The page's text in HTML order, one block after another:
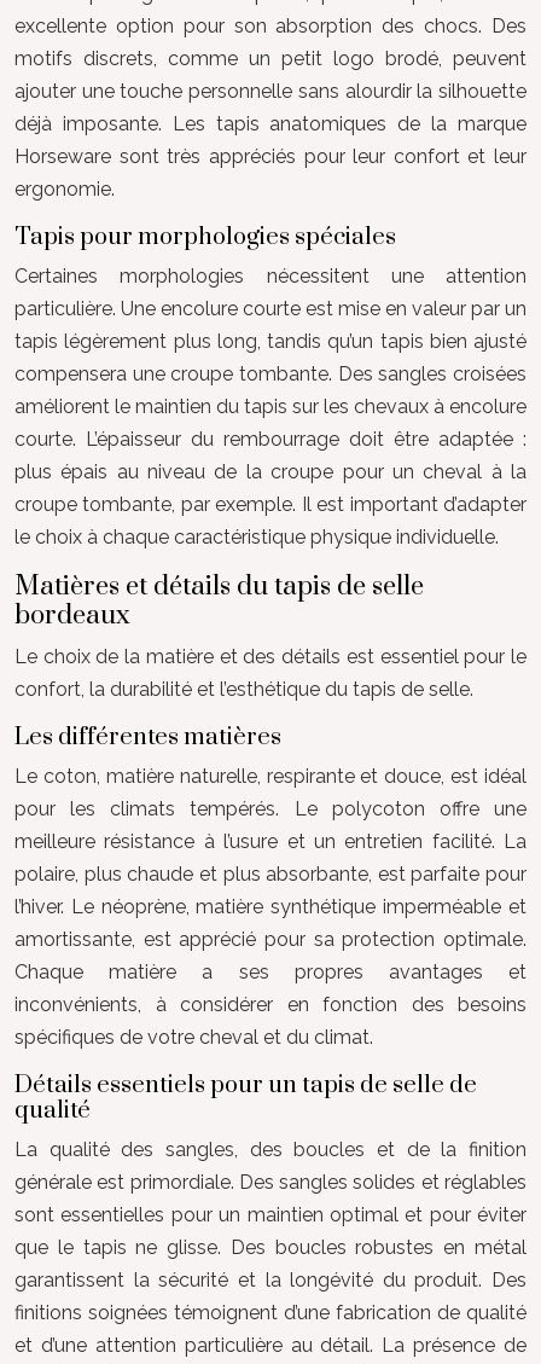
excellente option pour son absorption des chocs. Des
motifs discrets, comme un petit logo brodé, peuvent
ajouter une touche personnelle sans alourdir la silhouette
déjà imposante. Les tapis anatomiques de la marque
Horseware sont très appréciés pour leur confort et leur
ergonomie.
Tapis pour morphologies spéciales
Certaines morphologies nécessitent une attention
particulière. Une encolure courte est mise en valeur par un
tapis légèrement plus long, tandis qu’un tapis bien ajusté
compensera une croupe tombante. Des sangles croisées
améliorent le maintien du tapis sur les chevaux à encolure
courte. L’épaisseur du rembourrage doit être adaptée :
plus épais au niveau de la croupe pour un cheval à la
croupe tombante, par exemple. Il est important d’adapter
le choix à chaque caractéristique physique individuelle.
Matières et détails du tapis de selle
bordeaux
Le choix de la matière et des détails est essentiel pour le
confort, la durabilité et l’esthétique du tapis de selle.
Les différentes matières
Le coton, matière naturelle, respirante et douce, est idéal
pour les climats tempérés. Le polycoton offre une
meilleure résistance à l’usure et un entretien facilité. La
polaire, plus chaude et plus absorbante, est parfaite pour
l’hiver. Le néoprène, matière synthétique imperméable et
amortissante, est apprécié pour sa protection optimale.
Chaque matière a ses propres avantages et
inconvénients, à considérer en fonction des besoins
spécifiques de votre cheval et du climat.
Détails essentiels pour un tapis de selle de
qualité
La qualité des sangles, des boucles et de la finition
générale est primordiale. Des sangles solides et réglables
sont essentielles pour un maintien optimal et pour éviter
que le tapis ne glisse. Des boucles robustes en métal
garantissent la sécurité et la longévité du produit. Des
finitions soignées témoignent d’une fabrication de qualité
et d’une attention particulière au détail. La présence de